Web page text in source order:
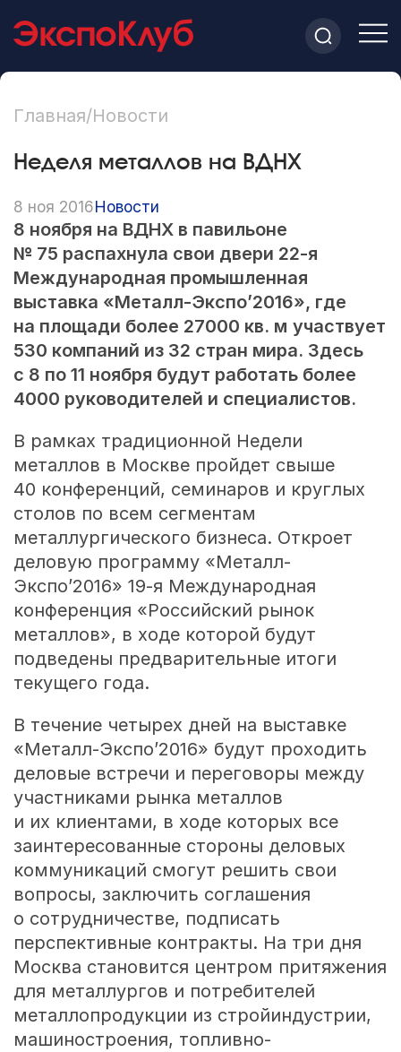
Главная/Новости
Неделя металлов на ВДНХ
8 ноя 2016Новости
8 ноября на ВДНХ в павильоне
№ 75 распахнула свои двери 22-я
Международная промышленная
выставка «Металл-Экспо’2016», где
на площади более 27000 кв. м участвует
530 компаний из 32 стран мира. Здесь
с 8 по 11 ноября будут работать более
4000 руководителей и специалистов.
В рамках традиционной Недели
металлов в Москве пройдет свыше
40 конференций, семинаров и круглых
столов по всем сегментам
металлургического бизнеса. Откроет
деловую программу «Металл-
Экспо’2016» 19-я Международная
конференция «Российский рынок
металлов», в ходе которой будут
подведены предварительные итоги
текущего года.
В течение четырех дней на выставке
«Металл-Экспо’2016» будут проходить
деловые встречи и переговоры между
участниками рынка металлов
и их клиентами, в ходе которых все
заинтересованные стороны деловых
коммуникаций смогут решить свои
вопросы, заключить соглашения
о сотрудничестве, подписать
перспективные контракты. На три дня
Москва становится центром притяжения
для металлургов и потребителей
металлопродукции из стройиндустрии,
машиностроения, топливно-